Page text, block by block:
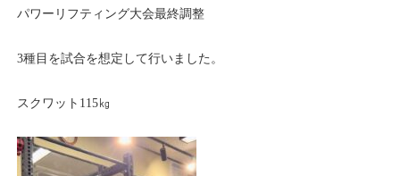
パワーリフティング大会最終調整
3種目を試合を想定して行いました。
スクワット115㎏